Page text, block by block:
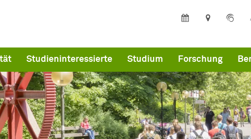
Studieninteressierte Studium Forschung